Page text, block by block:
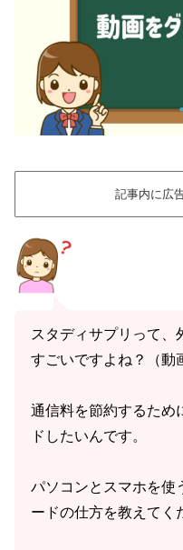
記事内に広
スタディサプリって、
すごいですよね？（動
通信料を節約するため
ドしたいんです。
パソコンとスマホを使
ードの仕方を教えてく